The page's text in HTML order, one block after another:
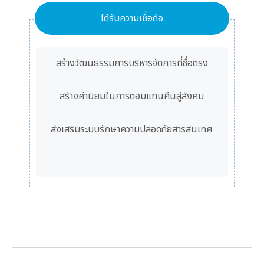
ได้รับความเชื่อถือ
สร้างวัฒนธรรมการบริหารจัดการที่ซื่อตรง
สร้างค่านิยมในการตอบแทนคืนสู่สังคม
ส่งเสริมระบบรักษาความปลอดภัยสารสนเทศ